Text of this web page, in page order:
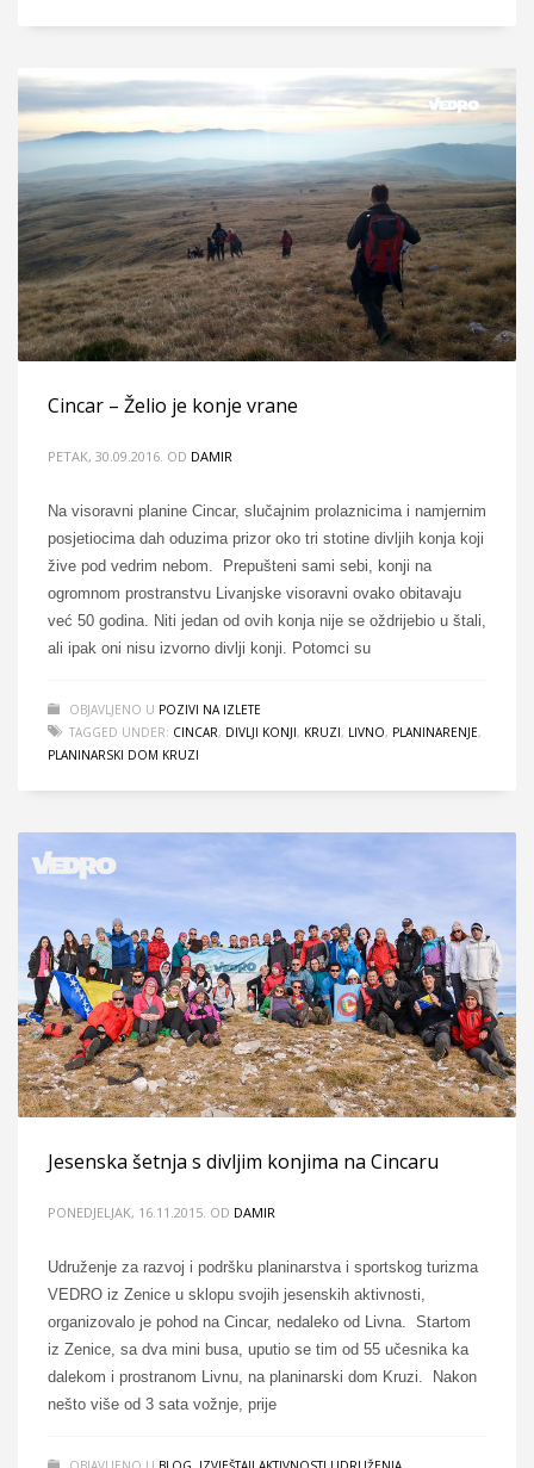
Cincar – Želio je konje vrane
PETAK, 30.09.2016. OD DAMIR
Na visoravni planine Cincar, slučajnim prolaznicima i namjernim
posjetiocima dah oduzima prizor oko tri stotine divljih konja koji
žive pod vedrim nebom. Prepušteni sami sebi, konji na
ogromnom prostranstvu Livanjske visoravni ovako obitavaju
već 50 godina. Niti jedan od ovih konja nije se oždrijebio u štali,
ali ipak oni nisu izvorno divlji konji. Potomci su
OBJAVLJENO U POZIVI NA IZLETE
TAGGED UNDER: CINCAR, DIVLJI KONJI, KRUZI, LIVNO, PLANINARENJE,
PLANINARSKI DOM KRUZI
Jesenska šetnja s divljim konjima na Cincaru
PONEDJELJAK, 16.11.2015. OD DAMIR
Udruženje za razvoj i podršku planinarstva i sportskog turizma
VEDRO iz Zenice u sklopu svojih jesenskih aktivnosti,
organizovalo je pohod na Cincar, nedaleko od Livna. Startom
iz Zenice, sa dva mini busa, uputio se tim od 55 učesnika ka
dalekom i prostranom Livnu, na planinarski dom Kruzi. Nakon
nešto više od 3 sata vožnje, prije